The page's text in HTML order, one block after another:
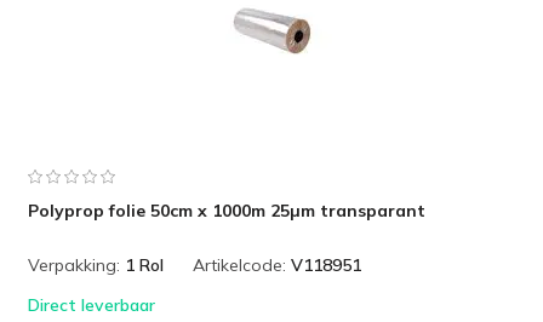
Polyprop folie 50cm x 1000m 25µm transparant
Verpakking: 1 Rol Artikelcode: V118951
Direct leverbaar